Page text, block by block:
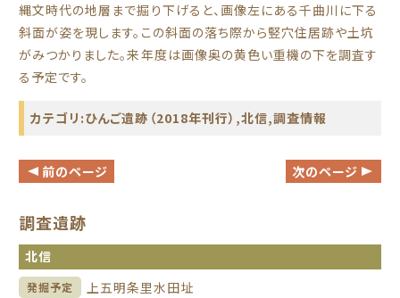
縄文時代の地層まで掘り下げると、画像左にある千曲川に下る
斜面が姿を現します。この斜面の落ち際から竪穴住居跡や土坑
がみつかりました。来年度は画像奥の黄色い重機の下を調査す
る予定です。
カテゴリ:ひんご遺跡（2018年刊行） ,北信,調査情報
前のページ 次のページ
調査遺跡
北信
発掘予定 上五明条里水田址